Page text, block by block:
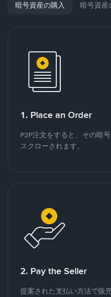
暗号資産の購入 暗号資産
1. Place an Order
P2P注文をすると、その暗
スクローされます。
2. Pay the Seller
提案された支払い方法で販